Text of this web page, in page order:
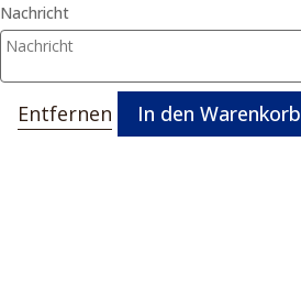
Nachricht
Entfernen In den Warenkorb